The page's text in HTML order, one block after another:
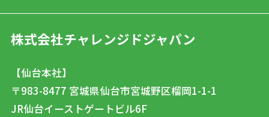
株式会社チャレンジドジャパン
【仙台本社】
〒983-8477 宮城県仙台市宮城野区榴岡1-1-1
JR仙台イーストゲートビル6F